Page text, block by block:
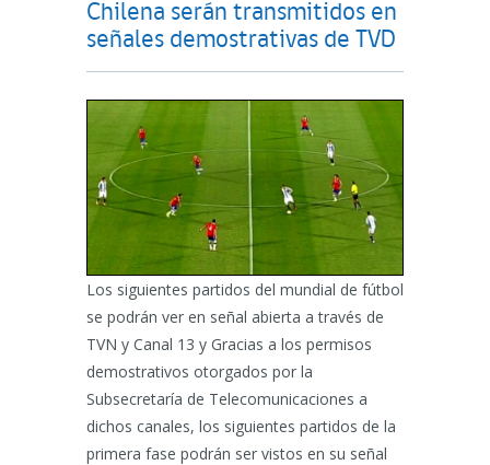
Chilena serán transmitidos en
señales demostrativas de TVD
Los siguientes partidos del mundial de fútbol
se podrán ver en señal abierta a través de
TVN y Canal 13 y Gracias a los permisos
demostrativos otorgados por la
Subsecretaría de Telecomunicaciones a
dichos canales, los siguientes partidos de la
primera fase podrán ser vistos en su señal